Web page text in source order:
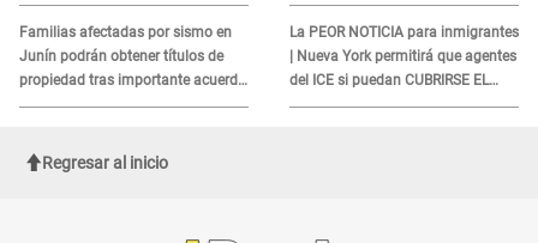
Familias afectadas por sismo en
Junín podrán obtener títulos de
propiedad tras importante acuerdo
de Cofopri
DOCUMENTO
La PEOR NOTICIA para inmigrantes
| Nueva York permitirá que agentes
del ICE si puedan CUBRIRSE EL
ROSTRO
Regresar al inicio